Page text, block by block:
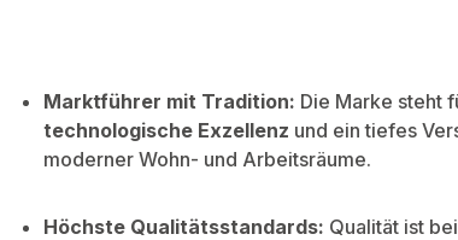
Marktführer mit Tradition: Die Marke steht
technologische Exzellenz und ein tiefes
moderner Wohn- und Arbeitsräume.
Höchste Qualitätsstandards: Qualität ist